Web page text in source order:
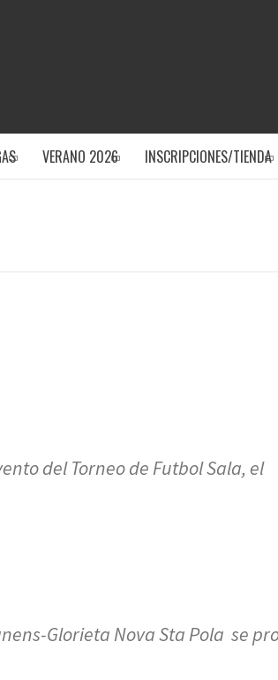
VERANO 2026 INSCRIPCIONES/TIENDA
del Torneo de Futbol Sala, el
Glorieta Nova Sta Pola se